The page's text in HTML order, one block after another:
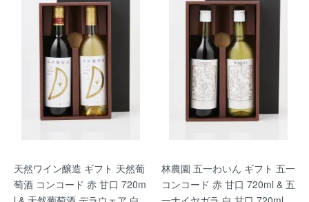
天然ワイン醸造 ギフト 天然葡
萄酒 コンコード 赤 甘口 720m
林農園 五一わいん ギフト 五一
コンコード 赤 甘口 720ml & 五